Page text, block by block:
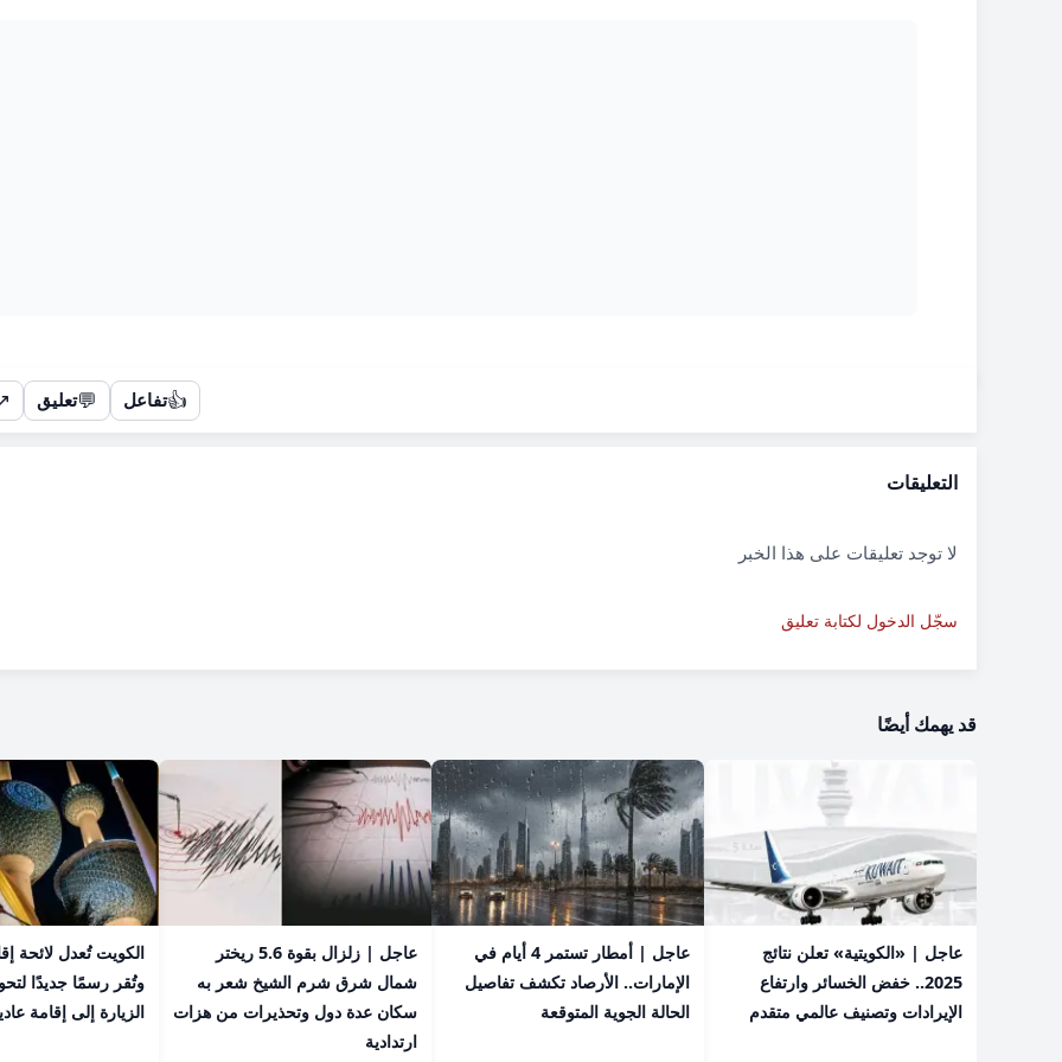
👍تفاعل 💬تعليق
التعليقات
لا توجد تعليقات على هذا الخبر
سجّل الدخول لكتابة تعليق
قد يهمك أيضًا
عاجل | «الكويتية» تعلن نتائج
2025.. خفض الخسائر وارتفاع
الإيرادات وتصنيف عالمي متقدم
عاجل | أمطار تستمر 4 أيام في
الإمارات.. الأرصاد تكشف تفاصيل
الحالة الجوية المتوقعة
عاجل | زلزال بقوة 5.6 ريختر
شمال شرق شرم الشيخ شعر به
سكان عدة دول وتحذيرات من هزات
ارتدادية
الكويت تُعدل لائحة
وتُقر رسمًا جديدًا
الزيارة إلى إقامة